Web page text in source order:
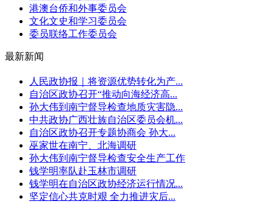
港澳台侨和外事委员会
文化文史和学习委员会
委员联络工作委员会
最新新闻
人民政协报｜将资源优势转化为产...
自治区政协召开“推动向海经济高...
孙大伟到南宁督导检查地质灾害隐...
中共政协广西壮族自治区委员会机...
自治区政协召开专题协商会 孙大...
巫家世在南宁、北海调研
孙大伟到南宁督导检查安全生产工作
钱学明率队赴玉林市调研
钱学明在自治区政协经济运行情况...
坚定信心共克时艰 全力推进灾后...